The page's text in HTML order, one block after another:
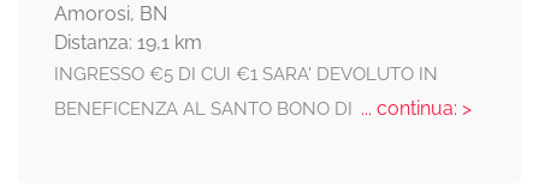
Amorosi, BN
Distanza: 19,1 km
INGRESSO €5 DI CUI €1 SARA' DEVOLUTO IN
BENEFICENZA AL SANTO BONO DI ... continua: >